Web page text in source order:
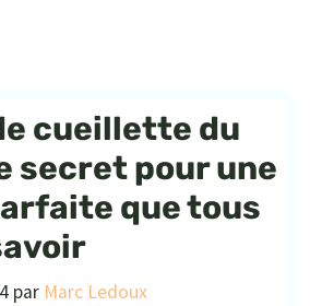
cueillette du
secret pour une
que tous
par Marc Ledoux